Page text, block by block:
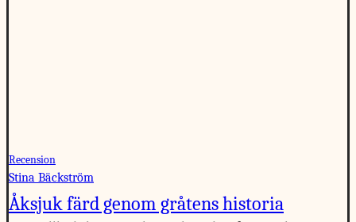
Recension
Stina Bäckström
Åksjuk färd genom gråtens historia